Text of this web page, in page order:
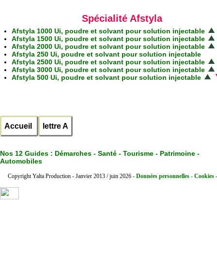
Spécialité Afstyla
Afstyla 1000 Ui, poudre et solvant pour solution injectable
Afstyla 1500 Ui, poudre et solvant pour solution injectable
Afstyla 2000 Ui, poudre et solvant pour solution injectable
Afstyla 250 Ui, poudre et solvant pour solution injectable
Afstyla 2500 Ui, poudre et solvant pour solution injectable
Afstyla 3000 Ui, poudre et solvant pour solution injectable
Afstyla 500 Ui, poudre et solvant pour solution injectable
Accueil lettre A
Nos 12 Guides : Démarches - Santé - Tourisme - Patrimoine -
Automobiles
Copyright Yalta Production - Janvier 2013 / juin 2026 - Données personnelles - Cookies